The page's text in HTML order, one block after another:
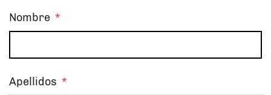
Nombre *
Apellidos *